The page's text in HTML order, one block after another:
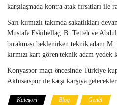
karşılaşmada kontra atak fırsatları ile
Sarı kırmızlı takımda sakatlıkları
Mustafa Eskihellaç, B. Tetteh ve
bırakması beklenirken teknik adam M.
kırmızı kart gören teknik adam yedek
Konyaspor maçı öncesinde Türkiye
Akhisarspor ile karşı karşıya gelecekler.
Kategori Blog Genel